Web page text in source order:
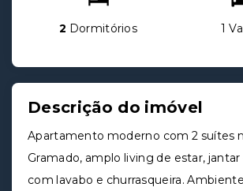
2 Dormitórios 1
Descrição do imóvel
Apartamento moderno com 2 suítes
Gramado, amplo living de estar,
com lavabo e churrasqueira.